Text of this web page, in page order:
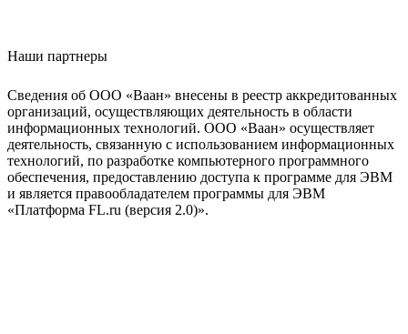
Наши партнеры
Сведения об ООО «Ваан» внесены в реестр аккредитованных
организаций, осуществляющих деятельность в области
информационных технологий. ООО «Ваан» осуществляет
деятельность, связанную с использованием информационных
технологий, по разработке компьютерного программного
обеспечения, предоставлению доступа к программе для ЭВМ
и является правообладателем программы для ЭВМ
«Платформа FL.ru (версия 2.0)».